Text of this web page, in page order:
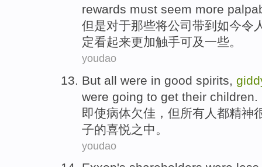
rewards must seem more
但是对于那些将公司 带到如今令
定看起来更加触手可及一些。
youdao
But all were in good spirits
were going to get their children
即使病体欠佳 ， 但所有人都精神
子的喜悦之中。
youdao